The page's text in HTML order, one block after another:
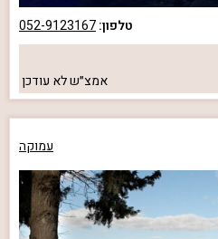
טלפון:052-9123167
אמצ״שלא עודכן
עמוקה